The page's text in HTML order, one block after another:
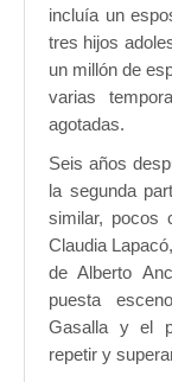
incluía un
tres hijos
un millón de
varias
agotadas.
Seis años
la segunda
similar, pocos
Claudia
de Alberto
puesta
Gasalla y el
repetir y